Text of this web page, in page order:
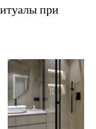
при